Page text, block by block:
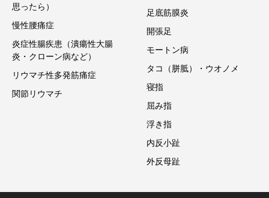
思ったら）
慢性腰痛症
炎症性腸疾患（潰瘍性大腸
炎・クローン病など）
リウマチ性多発筋痛症
関節リウマチ
足底筋膜炎
開張足
モートン病
タコ（胼胝）・ウオノメ
寝指
屈み指
浮き指
内反小趾
外反母趾